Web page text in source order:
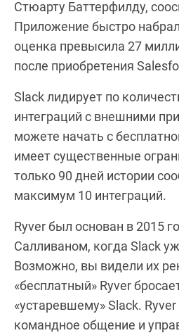
Стюарту Баттерфилду,
Приложение быстро
оценка превысила 27
после приобретения
Slack лидирует по
интеграций с внешними
можете начать с
имеет существенные
только 90 дней истории
максимум 10 интеграций.
Ryver был основан в 2015
Салливаном, когда Slack
Возможно, вы видели их
«бесплатный» Ryver
«устаревшему» Slack.
командное общение и